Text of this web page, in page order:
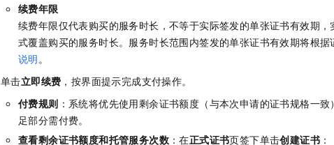
续费年限
续费年限仅代表购买的服务时长，不等于实际签发的单张证书有效期
式覆盖购买的服务时长。服务时长范围内签发的单张证书有效期将根
说明 。
单击立即续费 ，按界面提示完成支付操作。
付费规则 ：系统将优先使用剩余证书额度（与本次申请的证书规格一
足部分需付费。
查看剩余证书额度和托管服务次数 ：在正式证书页签下单击创建证书 ：